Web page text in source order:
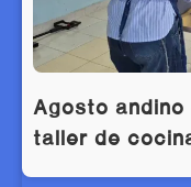
Agosto andino
taller de